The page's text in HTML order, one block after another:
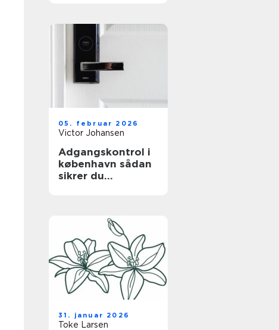
05. februar 2026
Victor Johansen
Adgangskontrol i
københavn sådan
sikrer du
31. januar 2026
Toke Larsen